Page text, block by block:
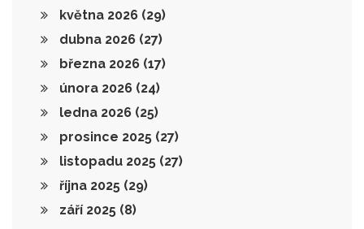
května 2026 (29)
dubna 2026 (27)
března 2026 (17)
února 2026 (24)
ledna 2026 (25)
prosince 2025 (27)
listopadu 2025 (27)
října 2025 (29)
září 2025 (8)